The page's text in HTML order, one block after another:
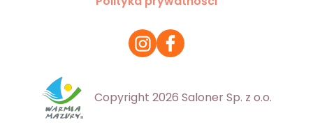
Copyright 2026 Saloner Sp. z o.o.